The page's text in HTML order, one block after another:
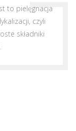
to pielęgnacja
czyli
składniki